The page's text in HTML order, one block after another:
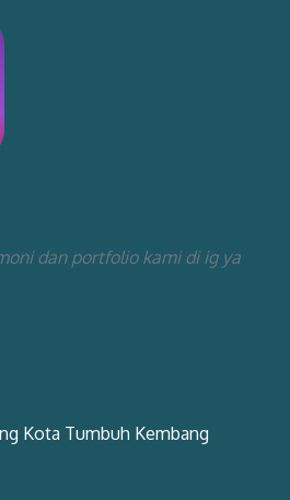
dan portfolio kami di ig ya
Kota Tumbuh Kembang